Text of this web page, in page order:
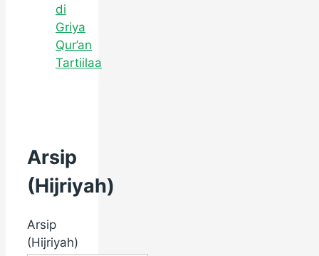
di
Griya
Qur’an
Tartiilaa
Arsip
(Hijriyah)
Arsip
(Hijriyah)